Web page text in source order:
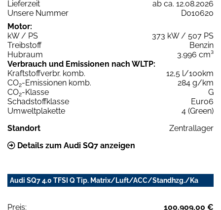
Lieferzeit
ab ca. 12.08.2026
Unsere Nummer
D010620
Motor:
kW / PS
373 kW / 507 PS
Treibstoff
Benzin
Hubraum
3.996 cm³
Verbrauch und Emissionen nach WLTP:
Kraftstoffverbr. komb.
12,5 l/100km
CO2-Emissionen komb.
284 g/km
CO2-Klasse
G
Schadstoffklasse
Euro6
Umweltplakette
4 (Green)
Standort
Zentrallager
Details zum Audi SQ7 anzeigen
Audi SQ7 4.0 TFSI Q Tip. Matrix/Luft/ACC/Standhzg./Ka
Preis:
100.909,00 €